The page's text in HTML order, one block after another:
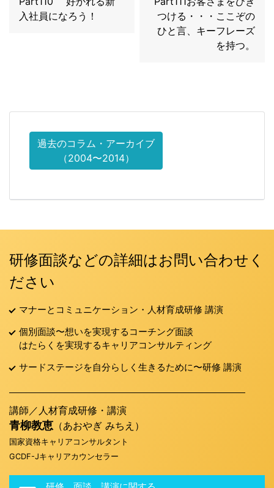
入社員になろう！
つける・・・ここぞの
ひと言、キーフレーズ
を持つ。
過去のコラム・アーカイブ
（2004〜2014）
研修面談などの詳細はお問い合わせく
ださい
マナーとコミュニケーション・人材育成研修 講演
個別面談〜想いを実現するコーチング面談
はたらくを実現するキャリアコンサルティング
サードステージを自分らしく生きるために〜研修 講演
講師／人材育成研修・講演
青柳教恵 （あおやぎ みちえ）
国家資格キャリアコンサルタント
GCDF-Jキャリアカウンセラー